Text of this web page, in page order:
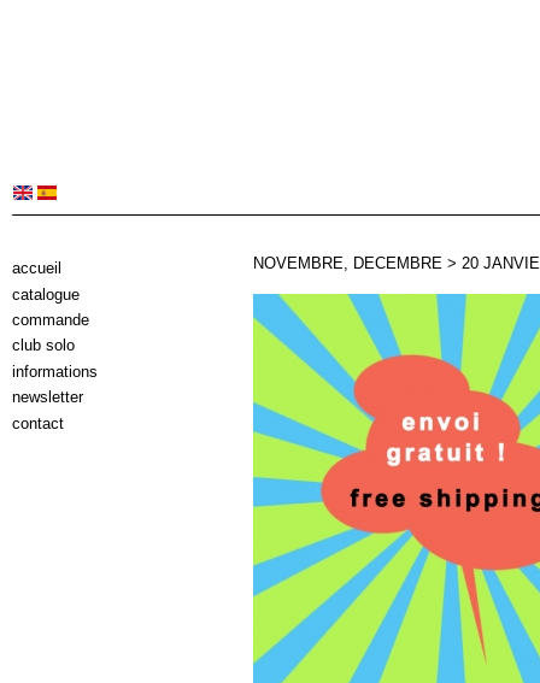
NOVEMBRE, DECEMBRE > 20
accueil
catalogue
commande
club solo
informations
newsletter
contact